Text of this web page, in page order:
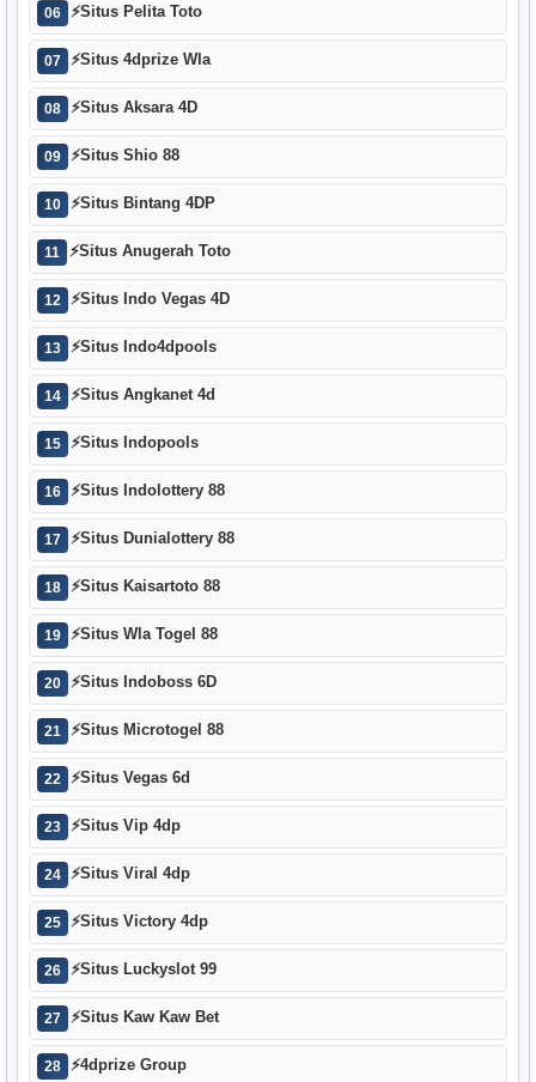
06 ⚡Situs Pelita Toto
07 ⚡Situs 4dprize Wla
08 ⚡Situs Aksara 4D
09 ⚡Situs Shio 88
10 ⚡Situs Bintang 4DP
11 ⚡Situs Anugerah Toto
12 ⚡Situs Indo Vegas 4D
13 ⚡Situs Indo4dpools
14 ⚡Situs Angkanet 4d
15 ⚡Situs Indopools
16 ⚡Situs Indolottery 88
17 ⚡Situs Dunialottery 88
18 ⚡Situs Kaisartoto 88
19 ⚡Situs Wla Togel 88
20 ⚡Situs Indoboss 6D
21 ⚡Situs Microtogel 88
22 ⚡Situs Vegas 6d
23 ⚡Situs Vip 4dp
24 ⚡Situs Viral 4dp
25 ⚡Situs Victory 4dp
26 ⚡Situs Luckyslot 99
27 ⚡Situs Kaw Kaw Bet
28 ⚡4dprize Group